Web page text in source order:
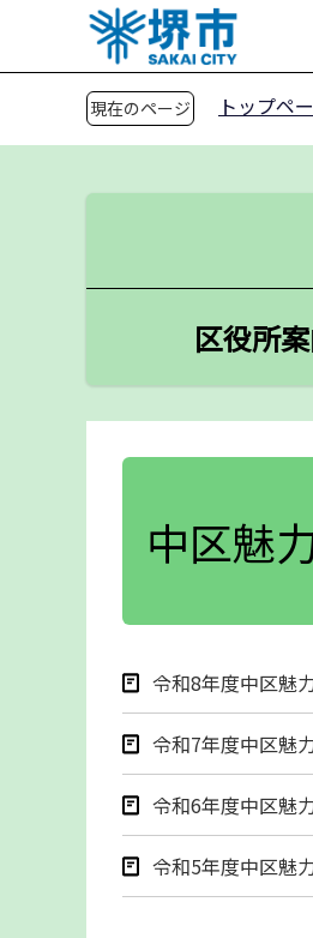
ペ
ジ
現在のページ トップペ
区役所
中区魅
令和8年度中区魅
令和7年度中区魅
令和6年度中区魅
令和5年度中区魅